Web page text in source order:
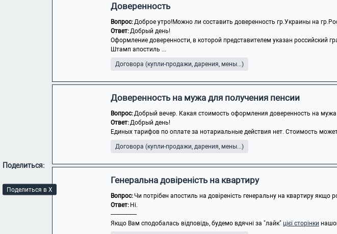
Поделиться:
Поделиться в X
Доверенность
Вопрос:Доброе утро!Можно ли составить доверенность гр.Украины на
Ответ:Добрый день!
Оформление доверенности, в которой представителем указан российский
Штамп апостиль ...
Договора (купли-продажи, дарения, мены...)
Доверенность на мужа для получения пенсии
Вопрос:Добрый вечер. Какая стоимость оформления доверенность на
Ответ:Добрый день!
Единых тарифов по оплате за нотариальные действия нет. Стоимость
Договора (купли-продажи, дарения, мены...)
Генеральна довіреність на квартиру
Вопрос:Чи потрібен апостиль на довіреність генеральну на квартиру якщо
Ответ: Ні.
-----------------
Якщо Вам сподобалась відповідь, будемо вдячні за "лайк" цієї сторінки